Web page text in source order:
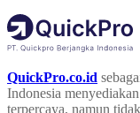
QuickPro.co.id
Indonesia
terpercaya, namun